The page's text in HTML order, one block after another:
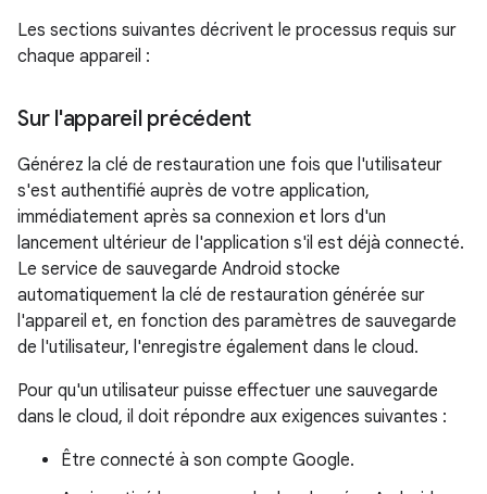
Les sections suivantes décrivent le processus requis sur
chaque appareil :
Sur l'appareil précédent
Générez la clé de restauration une fois que l'utilisateur
s'est authentifié auprès de votre application,
immédiatement après sa connexion et lors d'un
lancement ultérieur de l'application s'il est déjà connecté.
Le service de sauvegarde Android stocke
automatiquement la clé de restauration générée sur
l'appareil et, en fonction des paramètres de sauvegarde
de l'utilisateur, l'enregistre également dans le cloud.
Pour qu'un utilisateur puisse effectuer une sauvegarde
dans le cloud, il doit répondre aux exigences suivantes :
Être connecté à son compte Google.